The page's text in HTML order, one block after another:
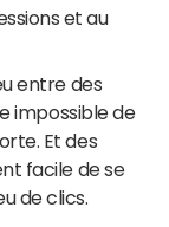
et au
entre des
impossible de
Et des
facile de se
de clics.